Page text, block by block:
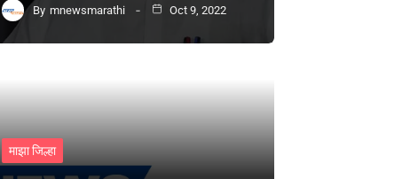
By mnewsmarathi Oct 9, 2022
माझा जिल्हा